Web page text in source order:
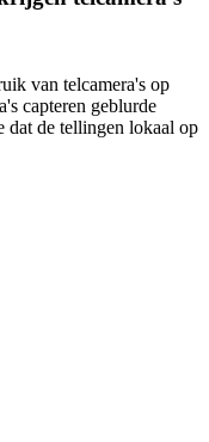
van telcamera's op
capteren geblurde
dat de tellingen lokaal op